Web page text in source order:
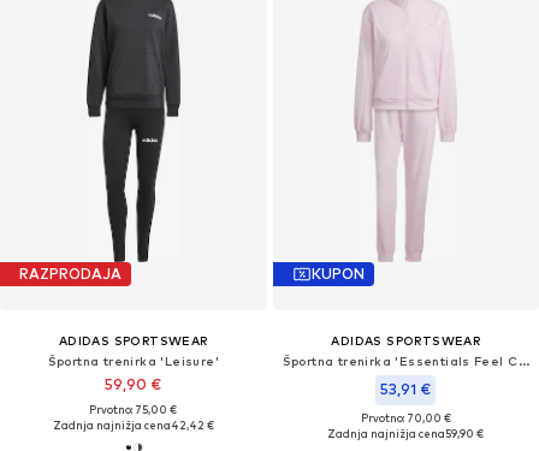
RAZPRODAJA
ADIDAS SPORTSWEAR
Športna trenirka 'Leisure'
59,90 €
Prvotno: 75,00 €
Zadnja najnižja cena42,42 €
KUPON
ADIDAS SPORTSWEAR
Športna trenirka 'Essentials Feel Cozy'
53,91 €
Prvotno: 70,00 €
Zadnja najnižja cena59,90 €